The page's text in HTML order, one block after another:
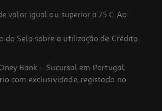
valor igual ou superior a 75€. Ao
Selo sobre a utilização de Crédito.
Bank – Sucursal em Portugal,
com exclusividade, registado no